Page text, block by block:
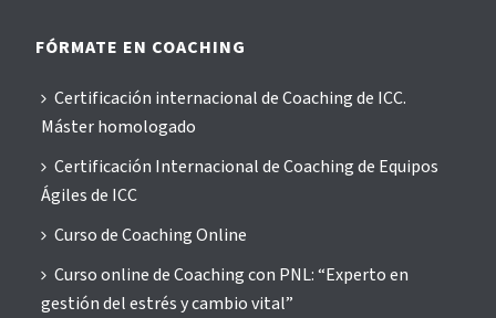
FÓRMATE EN COACHING
Certificación internacional de Coaching de ICC.
Máster homologado
Certificación Internacional de Coaching de Equipos
Ágiles de ICC
Curso de Coaching Online
Curso online de Coaching con PNL: “Experto en
gestión del estrés y cambio vital”